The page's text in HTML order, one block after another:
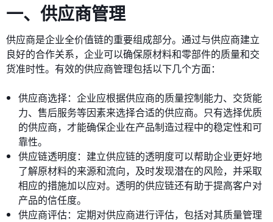
一、供应商管理
供应商是企业全价值链的重要组成部分。通过与供应商建立
良好的合作关系，企业可以确保原材料和零部件的质量和交
货准时性。有效的供应商管理包括以下几个方面：
供应商选择：企业应根据供应商的质量控制能力、交货能
力、售后服务等因素来选择合适的供应商。只有选择优质
的供应商，才能确保企业在产品制造过程中的稳定性和可
靠性。
供应链透明度：建立供应链的透明度可以帮助企业更好地
了解原材料的来源和流向，及时发现潜在的风险，并采取
相应的措施加以应对。透明的供应链还有助于提高客户对
产品的信任度。
供应商评估：定期对供应商进行评估，包括对其质量管理